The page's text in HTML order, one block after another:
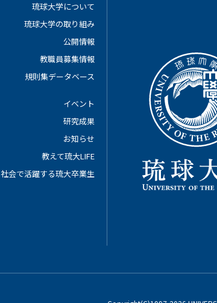
琉球大学について
琉球大学の取り組み
公開情報
教職員募集情報
規則集データベース
イベント
研究成果
お知らせ
教えて琉大LIFE
社会で活躍する琉大卒業生